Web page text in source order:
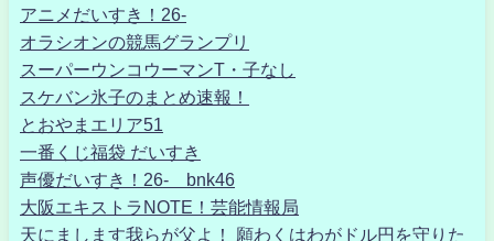
アニメだいすき！26-
オラシオンの競馬グランプリ
スーパーウンコウーマンT・子なし
スケバン氷子のまとめ速報！
とおやまエリア51
一番くじ福袋 だいすき
声優だいすき！26- bnk46
大阪エキストラNOTE！芸能情報局
天にまします我らが父よ！ 願わくはわがドル円を守りた